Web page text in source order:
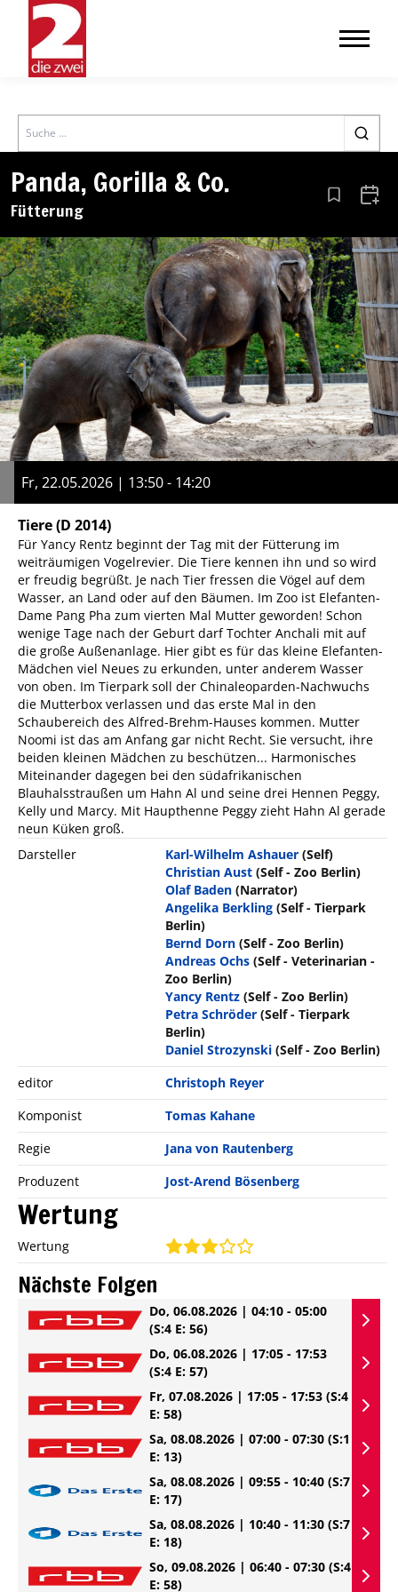
Search
Panda, Gorilla & Co.
Fütterung Aus den
Fr, 22.05.2026 | 13:50 - 14:20
Tiere(D 2014)
Für Yancy Rentz beginnt der Tag mit der Fütterung im
weiträumigen Vogelrevier. Die Tiere kennen ihn und so wird
er freudig begrüßt. Je nach Tier fressen die Vögel auf dem
Wasser, an Land oder auf den Bäumen. Im Zoo ist Elefanten-
Dame Pang Pha zum vierten Mal Mutter geworden! Schon
wenige Tage nach der Geburt darf Tochter Anchali mit auf
die große Außenanlage. Hier gibt es für das kleine Elefanten-
Mädchen viel Neues zu erkunden, unter anderem Wasser
von oben. Im Tierpark soll der Chinaleoparden-Nachwuchs
die Mutterbox verlassen und das erste Mal in den
Schaubereich des Alfred-Brehm-Hauses kommen. Mutter
Noomi ist das am Anfang gar nicht Recht. Sie versucht, ihre
beiden kleinen Mädchen zu beschützen... Harmonisches
Miteinander dagegen bei den südafrikanischen
Blauhalsstraußen um Hahn Al und seine drei Hennen Peggy,
Kelly und Marcy. Mit Haupthenne Peggy zieht Hahn Al gerade
neun Küken groß.
Darsteller
Karl-Wilhelm Ashauer (Self)
Christian Aust (Self - Zoo Berlin)
Olaf Baden (Narrator)
Angelika Berkling (Self - Tierpark
Berlin)
Bernd Dorn (Self - Zoo Berlin)
Andreas Ochs (Self - Veterinarian -
Zoo Berlin)
Yancy Rentz (Self - Zoo Berlin)
Petra Schröder (Self - Tierpark
Berlin)
Daniel Strozynski (Self - Zoo Berlin)
editor
Christoph Reyer
Komponist
Tomas Kahane
Regie
Jana von Rautenberg
Produzent
Jost-Arend Bösenberg
Wertung
Wertung
Nächste Folgen
Do, 06.08.2026 | 04:10 - 05:00
(S:4 E: 56)
Do, 06.08.2026 | 17:05 - 17:53
(S:4 E: 57)
Fr, 07.08.2026 | 17:05 - 17:53 (S:4
E: 58)
Sa, 08.08.2026 | 07:00 - 07:30 (S:1
E: 13)
Sa, 08.08.2026 | 09:55 - 10:40 (S:7
E: 17)
Sa, 08.08.2026 | 10:40 - 11:30 (S:7
E: 18)
So, 09.08.2026 | 06:40 - 07:30 (S:4
E: 58)